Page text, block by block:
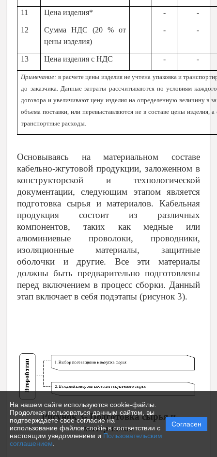
На нашем сайте используются cookie-файлы.
Продолжая пользоваться данным сайтом, вы
подтверждаете свое согласие на
использование файлов cookie в соответствии с
настоящим уведомлением и Пользовательским
соглашением
Согласен
11 Цена изделия* - -
12
Сумма НДС (20 % от
цены изделия)
- -
13 Цена изделия с НДС - -
Примечание: в расчете цены изделия не учтена упаковка и
до заказчика. Данные затраты рассчитываются по условиям
договора и увеличивают цену изделия на определенную величину в
объема поставки, или перевыставляются не в составе цены изделия, а
транспортные расходы.
Основываясь на материальном составе
кабельно-жгутовой продукции, заложенном в
конструкторской и технологической
документации, следующим этапом является
подготовка сырья и материалов. Кабельная
продукция состоит из различных
компонентов, таких как медные или
алюминиевые проволоки, проводники,
изоляционные материалы, защитные
оболочки и другие. Все эти материалы
должны быть предварительно подготовлены
перед включением в процесс сборки. Данный
этап включает в себя подэтапы (рисунок 3).
Рисунок 3- Подготовка сырья и
материалов